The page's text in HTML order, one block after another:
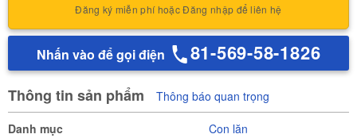
Đăng ký miễn phí hoặc Đăng nhập để liên hệ
Nhấn vào để gọi điện 81-569-58-1826
Thông tin sản phẩm Thông báo quan trọng
Danh mục
Con lăn